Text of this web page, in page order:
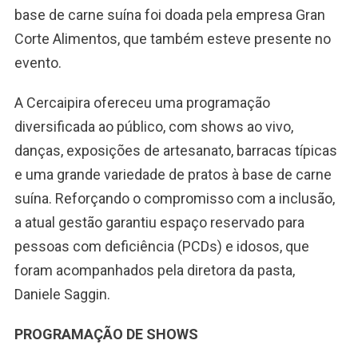
base de carne suína foi doada pela empresa Gran
Corte Alimentos, que também esteve presente no
evento.
A Cercaipira ofereceu uma programação
diversificada ao público, com shows ao vivo,
danças, exposições de artesanato, barracas típicas
e uma grande variedade de pratos à base de carne
suína. Reforçando o compromisso com a inclusão,
a atual gestão garantiu espaço reservado para
pessoas com deficiência (PCDs) e idosos, que
foram acompanhados pela diretora da pasta,
Daniele Saggin.
PROGRAMAÇÃO DE SHOWS